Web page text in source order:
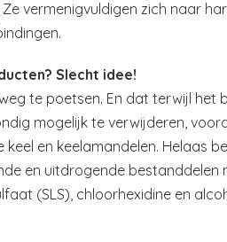
vermenigvuldigen zich naar
Slecht idee!
te poetsen. En dat terwijl het
mogelijk te verwijderen,
en keelamandelen. Helaas
en uitdrogende bestanddelen
(SLS), chloorhexidine en